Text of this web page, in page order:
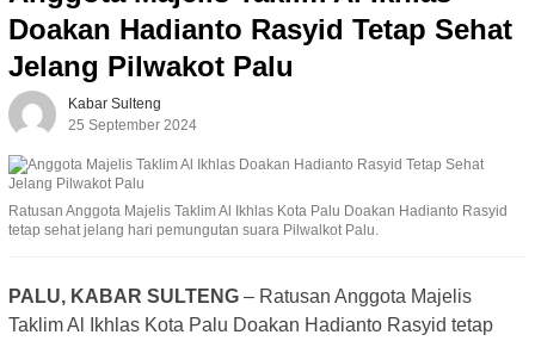
Doakan Hadianto Rasyid Tetap Sehat
Jelang Pilwakot Palu
Kabar Sulteng
25 September 2024
Ratusan Anggota Majelis Taklim Al Ikhlas Kota Palu Doakan Hadianto Rasyid
tetap sehat jelang hari pemungutan suara Pilwalkot Palu.
PALU, KABAR SULTENG – Ratusan Anggota Majelis
Taklim Al Ikhlas Kota Palu Doakan Hadianto Rasyid tetap